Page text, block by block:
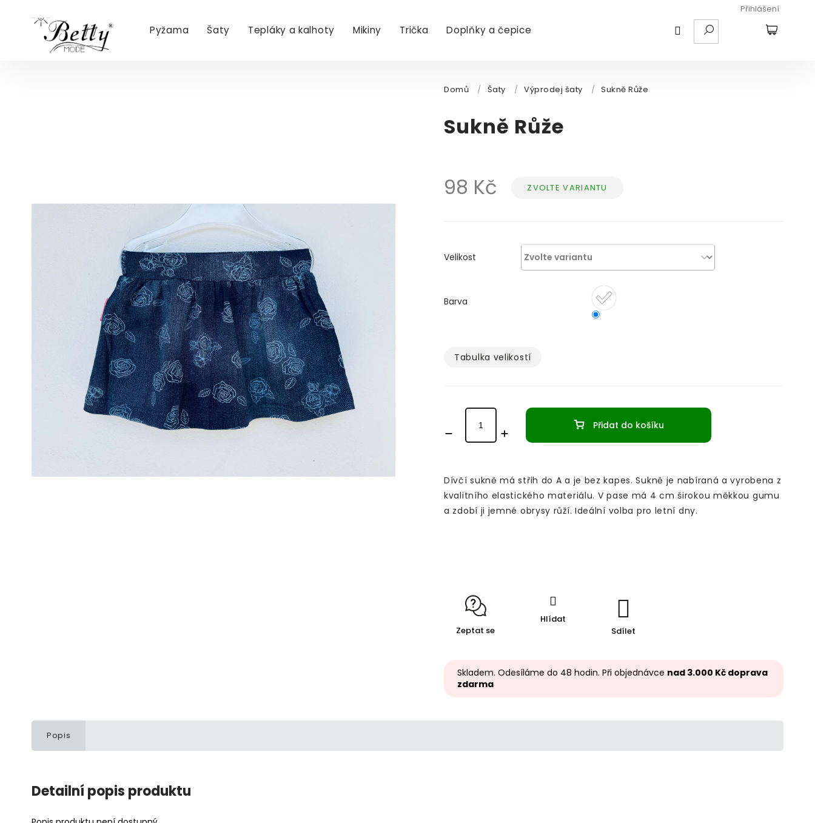
Přihlášení
HLEDAT
NÁKUPNÍ
Pyžama Šaty Tepláky a kalhoty Mikiny Trička Doplňky a čepice
Domů / Šaty / Výprodej šaty / Sukně Růže
Sukně Růže
98 Kč Měrná
ZVOLTE VARIANTU
Velikost
Barva
Tabulka velikostí­
Přidat do košíku
Dívčí sukně má střih do A a je bez kapes. Sukně je nabíraná a vyrobena z
kvalitního elastického materiálu. V pase má 4 cm širokou měkkou gumu
a zdobí ji jemné obrysy růží. Ideální volba pro letní dny.
Zeptat se
Hlídat
Sdílet
Skladem. Odesíláme do 48 hodin. Při objednávce nad 3.000 Kč doprava
zdarma
Popis
Detailní popis produktu